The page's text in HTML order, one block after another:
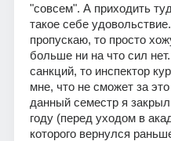
"совсем". А приходить
такое себе
пропускаю, то просто
больше ни на что сил
санкций, то инспектор
мне, что не сможет за
данный семестр я
году (перед уходом в
которого вернулся